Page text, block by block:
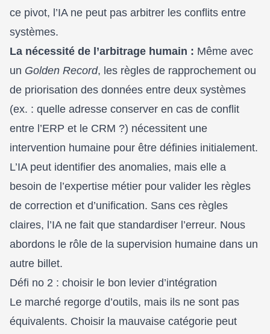
ce pivot, l’IA ne peut pas arbitrer les conflits entre
systèmes.
La nécessité de l’arbitrage humain : Même avec
un Golden Record, les règles de rapprochement ou
de priorisation des données entre deux systèmes
(ex. : quelle adresse conserver en cas de conflit
entre l’ERP et le CRM ?) nécessitent une
intervention humaine pour être définies initialement.
L’IA peut identifier des anomalies, mais elle a
besoin de l’expertise métier pour valider les règles
de correction et d’unification. Sans ces règles
claires, l’IA ne fait que standardiser l’erreur. Nous
abordons le rôle de la supervision humaine dans un
autre billet.
Défi no 2 : choisir le bon levier d’intégration
Le marché regorge d’outils, mais ils ne sont pas
équivalents. Choisir la mauvaise catégorie peut